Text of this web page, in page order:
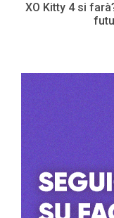
XO Kitty 4 si